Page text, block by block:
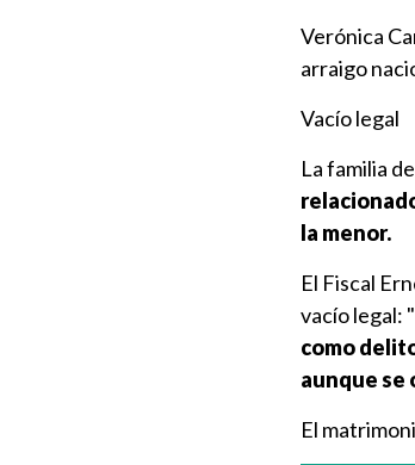
Verónica
arraigo
Vacío legal
La familia
la menor.
El Fiscal
vacío legal:
como
aunque se
El